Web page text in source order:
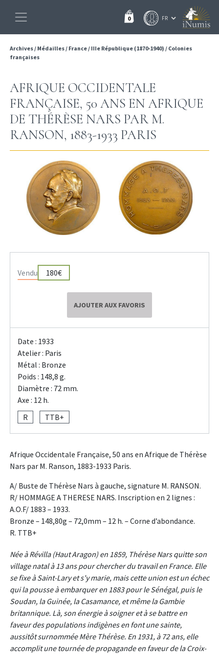
0
Archives/ Médailles/ France/ IIIe République (1870-1940) / Colonies
françaises
AFRIQUE OCCIDENTALE
FRANÇAISE, 50 ANS EN AFRIQUE
DE THÉRÈSE NARS PAR M.
RANSON, 1883-1933 PARIS
Vendu 180€
AJOUTER AUX FAVORIS
Date : 1933
Atelier : Paris
Métal : Bronze
Poids : 148,8 g.
Diamètre : 72 mm.
Axe : 12 h.
R
TTB+
Afrique Occidentale Française, 50 ans en Afrique de Thérèse
Nars par M. Ranson, 1883-1933 Paris.
A/ Buste de Thérèse Nars à gauche, signature M. RANSON.
R/ HOMMAGE A THERESE NARS. Inscription en 2 lignes :
A.O.F/ 1883 – 1933.
Bronze – 148,80g – 72,0mm – 12 h. – Corne d’abondance.
R. TTB+
Née à Révilla (Haut Aragon) en 1859, Thérèse Nars quitte son
village natal à 13 ans pour chercher du travail en France. Elle
se fixe à Saint-Lary et s'y marie, mais cette union est un échec
qui la pousse à embarquer en 1883 pour le Sénégal, puis le
Soudan, la Guinée, la Casamance, et même la Gambie
britannique. Là, son énergie à soigner et à se battre en
faveur des populations indigènes en font une sainte,
aussitôt surnommée Mère Thérèse. En 1931, à 72 ans, elle
accomplit une tournée de propagande en faveur de la Croix-